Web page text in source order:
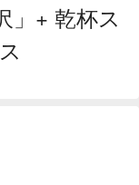
」+ 乾杯ス